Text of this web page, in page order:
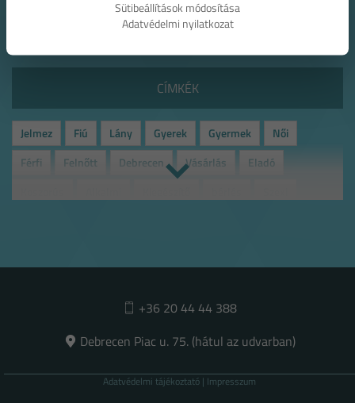
CÍMKÉK
Jelmez Fiú Lány Gyerek Gyermek
Női
Férfi
Felnőtt Debrecen Vásárlás
Eladó
+36 20 44 44 388
Debrecen Piac u. 75. (hátul az udvarban)
Adatvédelmi tájékoztató | Impresszum
Sütibeállítások módosítása
Adatvédelmi nyilatkozat